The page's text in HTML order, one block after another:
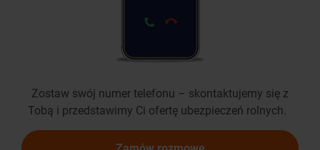
Zostaw swój numer telefonu – skontaktujemy się z
Tobą i przedstawimy Ci ofertę ubezpieczeń rolnych.